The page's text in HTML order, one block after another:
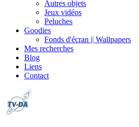
Autres objets
Jeux vidéos
Peluches
Goodies
Fonds d'écran || Wallpapers
Mes recherches
Blog
Liens
Contact